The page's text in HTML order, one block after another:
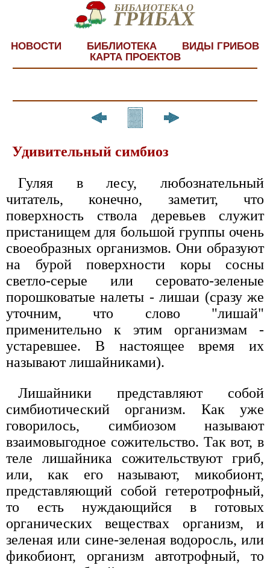
НОВОСТИ БИБЛИОТЕКА
ВИДЫ ГРИБОВ
КАРТА ПРОЕКТОВ
Удивительный симбиоз
Гуляя в лесу, любознательный
читатель, конечно, заметит, что
поверхность ствола деревьев служит
пристанищем для большой группы очень
своеобразных организмов. Они образуют
на бурой поверхности коры сосны
светло-серые или серовато-зеленые
порошковатые налеты - лишаи (сразу же
уточним, что слово "лишай"
применительно к этим организмам -
устаревшее. В настоящее время их
называют лишайниками).
Лишайники представляют собой
симбиотический организм. Как уже
говорилось, симбиозом называют
взаимовыгодное сожительство. Так вот, в
теле лишайника сожительствуют гриб,
или, как его называют, микобионт,
представляющий собой гетеротрофный,
то есть нуждающийся в готовых
органических веществах организм, и
зеленая или сине-зеленая водоросль, или
фикобионт, организм автотрофный, то